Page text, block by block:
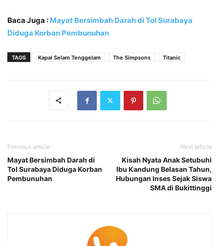
Baca Juga : Mayat Bersimbah Darah di Tol Surabaya
Diduga Korban Pembunuhan
TAGS Kapal Selam Tenggelam The Simpsons Titanic
Previous article
Mayat Bersimbah Darah di
Tol Surabaya Diduga Korban
Pembunuhan
Next article
Kisah Nyata Anak Setubuhi
Ibu Kandung Belasan Tahun,
Hubungan Inses Sejak Siswa
SMA di Bukittinggi